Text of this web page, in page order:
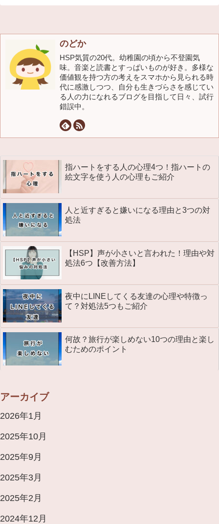
のどか
HSP気質の20代。幼稚園の頃から不登園気
味。音楽と読書とすっぱいものが好き。多様な
価値観を持つ方の考えをスマホから見られる時
代に感激しつつ、自分も生きづらさを感じてい
る人の力になれるブログを目指して日々、試行
錯誤中。
指ハートをする人の心理4つ！指ハートの
絵文字を使う人の心理もご紹介
人と近すぎると嫌いになる理由と3つの対
処法
【HSP】声が小さいと言われた！理由や対
処法6つ【改善方法】
夜中にLINEしてくる友達の心理や特徴っ
て？対処法5つもご紹介
何故？旅行が楽しめない10つの理由と楽し
むためのポイント
アーカイブ
2026年1月
2025年10月
2025年9月
2025年3月
2025年2月
2024年12月